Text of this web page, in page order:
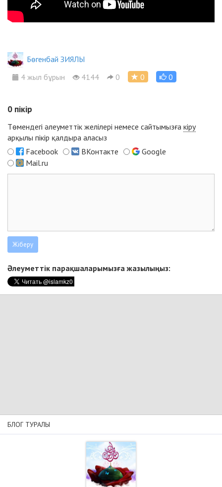
Бөгенбай ЗИЯЛЫ
4 жыл бұрын
4144 0 0 0
0 пікір
Төмендегі әлеуметтік желілері немесе сайтымызға кіру
арқылы пікір қалдыра аласыз
Facebook
ВКонтакте
Google
Mail.ru
Әлеуметтік парақшаларымызға жазылыңыз:
БЛОГ ТУРАЛЫ